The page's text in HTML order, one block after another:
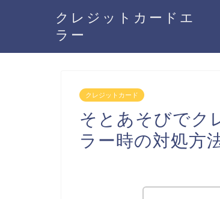
クレジットカードエ
ラー
クレジットカード
そとあそびでク
ラー時の対処方法